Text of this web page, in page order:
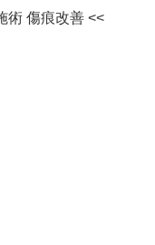
>> 対面施術 傷痕改善 <<